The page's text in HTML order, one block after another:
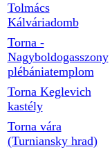
Tolmács
Kálváriadomb
Torna -
Nagyboldogasszony
plébániatemplom
Torna Keglevich
kastély
Torna vára
(Turniansky hrad)